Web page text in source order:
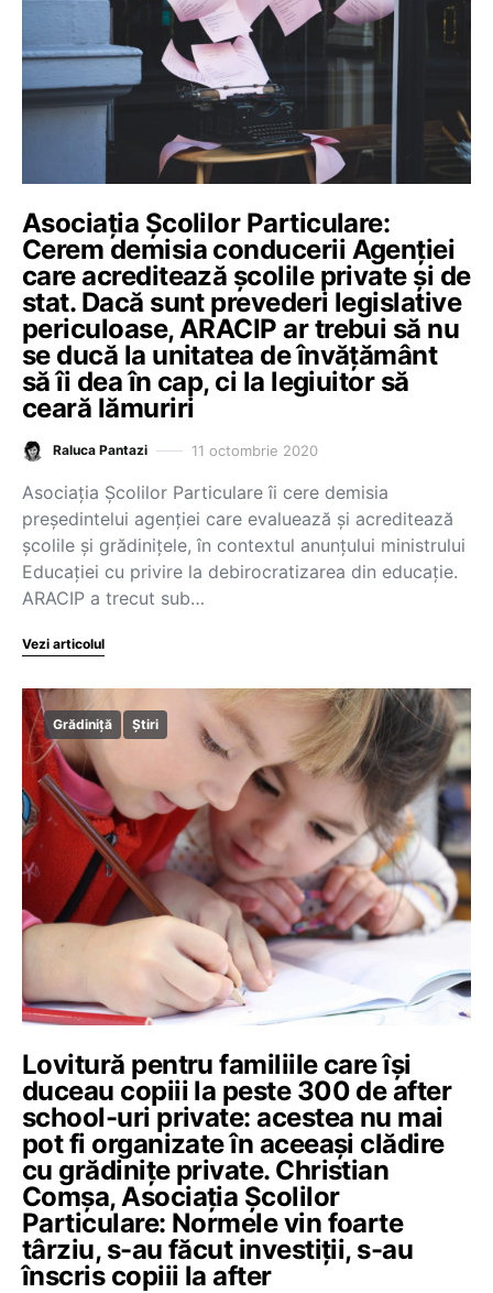
Asociația Școlilor Particulare:
Cerem demisia conducerii Agenției
care acreditează școlile private și de
stat. Dacă sunt prevederi legislative
periculoase, ARACIP ar trebui să nu
se ducă la unitatea de învățământ
să îi dea în cap, ci la legiuitor să
ceară lămuriri
Raluca Pantazi 11 octombrie 2020
Asociația Școlilor Particulare îi cere demisia
președintelui agenției care evaluează și acreditează
școlile și grădinițele, în contextul anunțului ministrului
Educației cu privire la debirocratizarea din educație.
ARACIP a trecut sub…
Vezi articolul
Grădiniță Știri
Lovitură pentru familiile care își
duceau copiii la peste 300 de after
school-uri private: acestea nu mai
pot fi organizate în aceeași clădire
cu grădinițe private. Christian
Comșa, Asociația Școlilor
Particulare: Normele vin foarte
târziu, s-au făcut investiții, s-au
înscris copiii la after